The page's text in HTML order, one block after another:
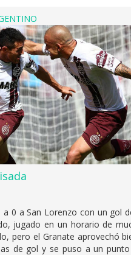
a 0 a San Lorenzo con un gol
jugado en un horario de
pero el Granate aprovechó
de gol y se puso a un punto